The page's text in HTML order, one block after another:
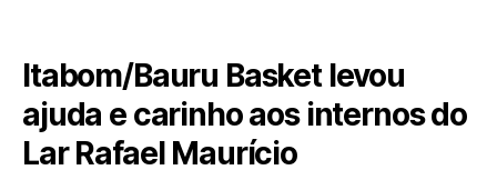
Itabom/Bauru Basket levou
ajuda e carinho aos internos do
Lar Rafael Maurício